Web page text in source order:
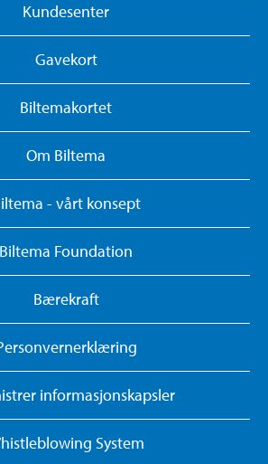
Kundesenter
Gavekort
Biltemakortet
Om Biltema
- vårt konsept
Biltema Foundation
Bærekraft
informasjonskapsler
System